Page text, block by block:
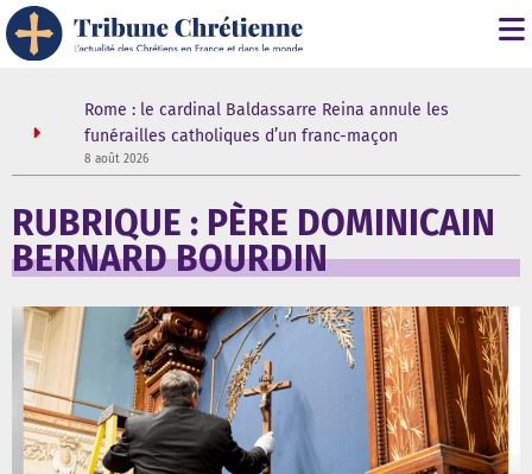
Rome : le cardinal Baldassarre Reina annule les
funérailles catholiques d’un franc-maçon
8 août 2026
RUBRIQUE : PÈRE DOMINICAIN
BERNARD BOURDIN